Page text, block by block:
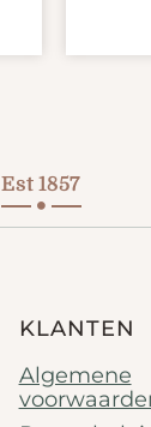
Est 1857
KLANTEN
Algemene